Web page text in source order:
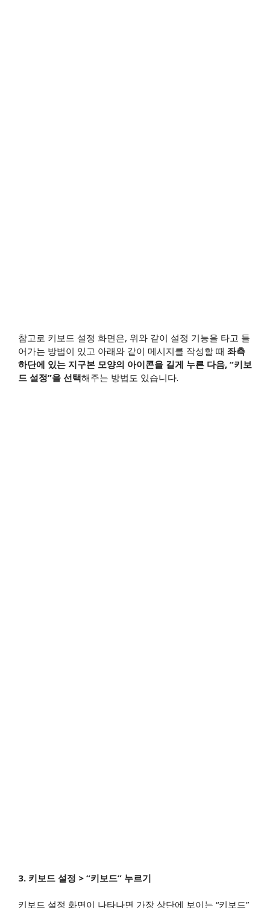
​참고로 키보드 설정 화면은, 위와 같이 설정 기능을 타고 들
어가는 방법이 있고 아래와 같이 메시지를 작성할 때 좌측
하단에 있는 지구본 모양의 아이콘을 길게 누른 다음, “키보
드 설정”을 선택해주는 방법도 있습니다.​
3. 키보드 설정 > “키보드” 누르기
​키보드 설정 화면이 나타나면 가장 상단에 보이는 “키보드”